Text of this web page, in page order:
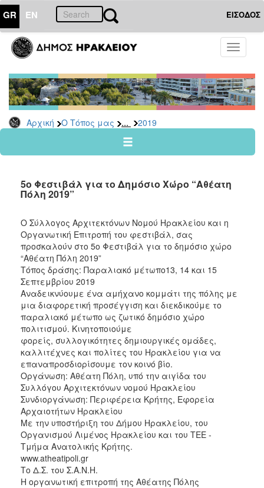
GR EN ΕΙΣΟΔΟΣ
Toggle
Αρχική Ο Τόπος μας ... 2019
ΤΟΠΟΣ
ΜΑΣ
Ανακοινώσεις
Αρχείο
2026
2024
2022
2020
2019
2018
2017
2016
2015
2012
2011
ΔΗΜΟΣ
ΠΟΛΙΤΙΣΜΟΣ
ΑΝΘΕΚΤΙΚΗ
ΠΟΛΗ
5ο Φεστιβάλ για το Δημόσιο Χώρο “Αθέατη
Πόλη 2019”
Ο Σύλλογος Αρχιτεκτόνων Νομού Ηρακλείου και η
Οργανωτική Επιτροπή του φεστιβάλ, σας
προσκαλούν στο 5ο Φεστιβάλ για το δημόσιο χώρο
“Αθέατη Πόλη 2019”
Τόπος δράσης: Παραλιακό μέτωπο13, 14 και 15
Σεπτεμβρίου 2019
Αναδεικνύουμε ένα αμήχανο κομμάτι της πόλης με
μια διαφορετική προσέγγιση και διεκδικούμε το
παραλιακό μέτωπο ως ζωτικό δημόσιο χώρο
πολιτισμού. Κινητοποιούμε
φορείς, συλλογικότητες δημιουργικές ομάδες,
καλλιτέχνες και πολίτες του Ηρακλείου για να
επαναπροσδιορίσουμε τον κοινό βίο.
Οργάνωση: Αθέατη Πόλη, υπό την αιγίδα του
Συλλόγου Αρχιτεκτόνων νομού Ηρακλείου
Συνδιοργάνωση: Περιφέρεια Κρήτης, Εφορεία
Αρχαιοτήτων Ηρακλείου
Με την υποστήριξη του Δήμου Ηρακλείου, του
Οργανισμού Λιμένος Ηρακλείου και του ΤΕΕ -
Τμήμα Ανατολικής Κρήτης.
www.atheatipoli.gr
Το Δ.Σ. του Σ.Α.Ν.Η.
Η οργανωτική επιτροπή της Αθέατης Πόλης